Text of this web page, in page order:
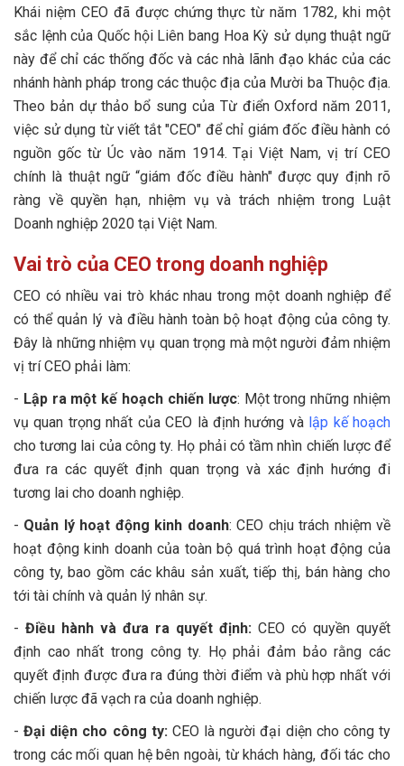
Sundar Pichai – CEO của Alphabet Inc. (Google)
Khái niệm CEO đã được chứng thực từ năm 1782, khi một
sắc lệnh của Quốc hội Liên bang Hoa Kỳ sử dụng thuật ngữ
này để chỉ các thống đốc và các nhà lãnh đạo khác của các
nhánh hành pháp trong các thuộc địa của Mười ba Thuộc địa.
Theo bản dự thảo bổ sung của Từ điển Oxford năm 2011,
việc sử dụng từ viết tắt "CEO" để chỉ giám đốc điều hành có
nguồn gốc từ Úc vào năm 1914. Tại Việt Nam, vị trí CEO
chính là thuật ngữ “giám đốc điều hành" được quy định rõ
ràng về quyền hạn, nhiệm vụ và trách nhiệm trong Luật
Doanh nghiệp 2020 tại Việt Nam.
Vai trò của CEO trong doanh nghiệp
CEO có nhiều vai trò khác nhau trong một doanh nghiệp để
có thể quản lý và điều hành toàn bộ hoạt động của công ty.
Đây là những nhiệm vụ quan trọng mà một người đảm nhiệm
vị trí CEO phải làm:
- Lập ra một kế hoạch chiến lược: Một trong những nhiệm
vụ quan trọng nhất của CEO là định hướng và lập kế hoạch
cho tương lai của công ty. Họ phải có tầm nhìn chiến lược để
đưa ra các quyết định quan trọng và xác định hướng đi
tương lai cho doanh nghiệp.
- Quản lý hoạt động kinh doanh: CEO chịu trách nhiệm về
hoạt động kinh doanh của toàn bộ quá trình hoạt động của
công ty, bao gồm các khâu sản xuất, tiếp thị, bán hàng cho
tới tài chính và quản lý nhân sự.
- Điều hành và đưa ra quyết định: CEO có quyền quyết
định cao nhất trong công ty. Họ phải đảm bảo rằng các
quyết định được đưa ra đúng thời điểm và phù hợp nhất với
chiến lược đã vạch ra của doanh nghiệp.
-Đại diện cho công ty:CEO là người đại diện cho công ty
trong các mối quan hệ bên ngoài, từ khách hàng, đối tác cho